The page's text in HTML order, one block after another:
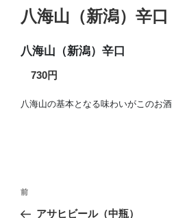
八海山（新潟）辛口
八海山（新潟）辛口
730円
八海山の基本となる味わいがこのお酒
投
前
の
前
アサヒビール（中瓶）